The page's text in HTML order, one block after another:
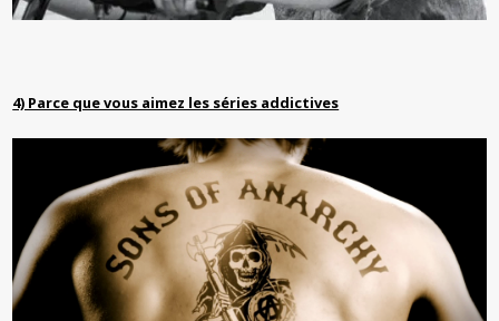
4) Parce que vous aimez les séries addictives